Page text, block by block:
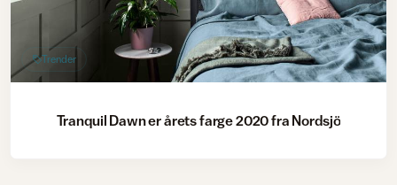
Trender
Tranquil Dawn er årets farge 2020 fra Nordsjö